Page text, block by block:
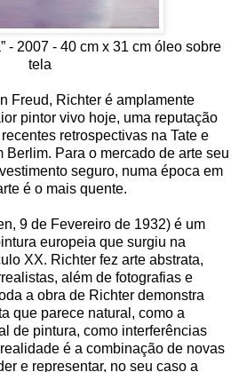
- 2007 - 40 cm x 31 cm óleo sobre
tela
Freud, Richter é amplamente
pintor vivo hoje, uma reputação
retrospectivas na Tate e
Berlim. Para o mercado de arte seu
seguro, numa época em
é o mais quente.
9 de Fevereiro de 1932) é um
europeia que surgiu na
XX. Richter fez arte abstrata,
além de fotografias e
a obra de Richter demonstra
que parece natural, como a
de pintura, como interferências
é a combinação de novas
e representar, no seu caso a